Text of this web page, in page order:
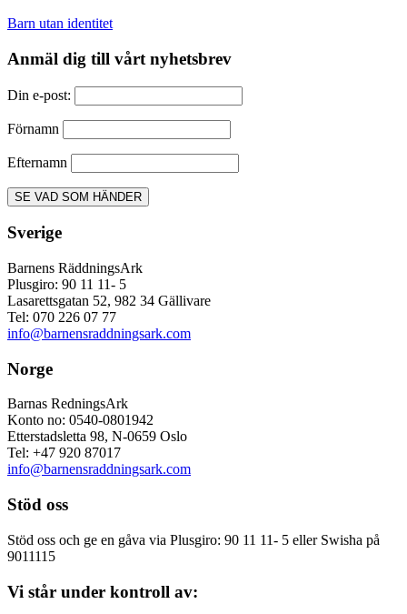
Barn utan identitet
Anmäl dig till vårt nyhetsbrev
Din e-post:
Förnamn
Efternamn
Sverige
Barnens RäddningsArk
Plusgiro: 90 11 11- 5
Lasarettsgatan 52, 982 34 Gällivare
Tel: 070 226 07 77
info@barnensraddningsark.com
Norge
Barnas RedningsArk
Konto no: 0540-0801942
Etterstadsletta 98, N-0659 Oslo
Tel: +47 920 87017
info@barnensraddningsark.com
Stöd oss
Stöd oss och ge en gåva via Plusgiro: 90 11 11- 5 eller Swisha på
9011115
Vi står under kontroll av: